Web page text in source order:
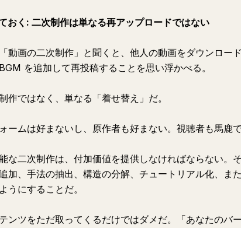
おく: 二次制作は単なる再アップロードではない
動画の二次制作」と聞くと、他人の動画をダウンロー
を追加して再投稿することを思い浮かべる。
作ではなく、単なる「着せ替え」だ。
ームは好まないし、原作者も好まない。視聴者も馬鹿で
な二次制作は、付加価値を提供しなければならない。
加、手法の抽出、構造の分解、チュートリアル化、ま
うにすることだ。
ンツをただ取ってくるだけではダメだ。「あなたのバ